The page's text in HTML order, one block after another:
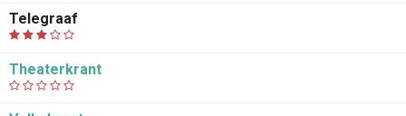
Telegraaf
Theaterkrant